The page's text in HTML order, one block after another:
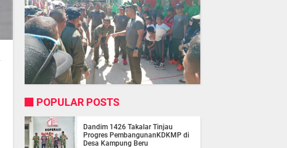
POPULAR POSTS
Dandim 1426 Takalar Tinjau
Progres PembangunanKDKMP di
Desa Kampung Beru